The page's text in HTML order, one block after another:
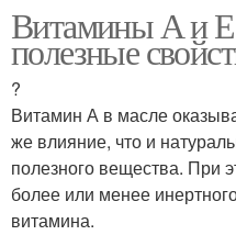
Витамины А и
полезные
?
Витамин А в масле
же влияние, что и
полезного вещества. При
более или менее
витамина.